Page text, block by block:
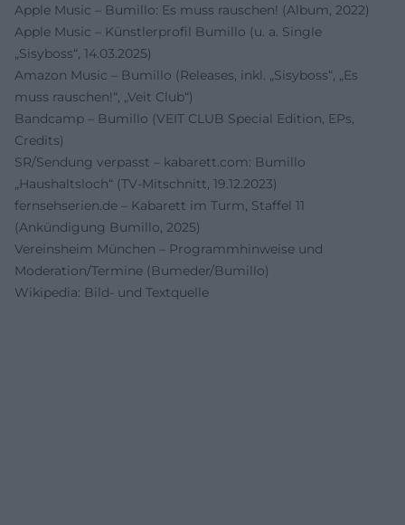
Apple Music – Bumillo: Es muss rauschen! (Album, 2022)
Apple Music – Künstlerprofil Bumillo (u. a. Single
„Sisyboss“, 14.03.2025)
Amazon Music – Bumillo (Releases, inkl. „Sisyboss“, „Es
muss rauschen!“, „Veit Club“)
Bandcamp – Bumillo (VEIT CLUB Special Edition, EPs,
Credits)
SR/Sendung verpasst – kabarett.com: Bumillo
„Haushaltsloch“ (TV-Mitschnitt, 19.12.2023)
fernsehserien.de – Kabarett im Turm, Staffel 11
(Ankündigung Bumillo, 2025)
Vereinsheim München – Programmhinweise und
Moderation/Termine (Bumeder/Bumillo)
Wikipedia: Bild- und Textquelle